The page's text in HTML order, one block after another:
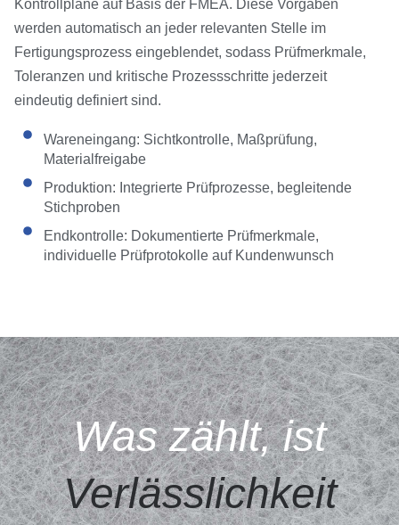
Kontrollpläne auf Basis der FMEA. Diese Vorgaben
werden automatisch an jeder relevanten Stelle im
Fertigungsprozess eingeblendet, sodass Prüfmerkmale,
Toleranzen und kritische Prozessschritte jederzeit
eindeutig definiert sind.
Wareneingang: Sichtkontrolle, Maßprüfung,
Materialfreigabe
Produktion: Integrierte Prüfprozesse, begleitende
Stichproben
Endkontrolle: Dokumentierte Prüfmerkmale,
individuelle Prüfprotokolle auf Kundenwunsch
Was zählt, ist
Verlässlichkeit